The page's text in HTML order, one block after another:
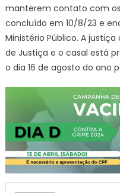
manterem contato com
concluído em 10/8/23 e
Ministério Público. A
de Justiça e o casal está
o dia 16 de agosto do ano